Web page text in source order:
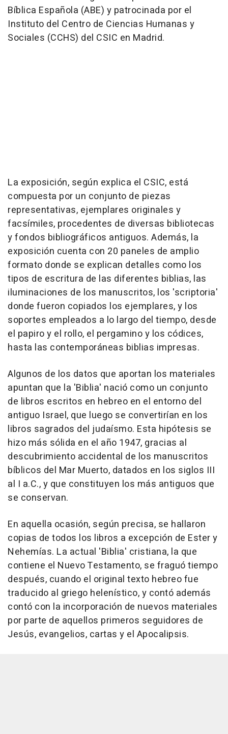
Bíblica Española (ABE) y patrocinada por el
Instituto del Centro de Ciencias Humanas y
Sociales (CCHS) del CSIC en Madrid.
La exposición, según explica el CSIC, está
compuesta por un conjunto de piezas
representativas, ejemplares originales y
facsímiles, procedentes de diversas bibliotecas
y fondos bibliográficos antiguos. Además, la
exposición cuenta con 20 paneles de amplio
formato donde se explican detalles como los
tipos de escritura de las diferentes biblias, las
iluminaciones de los manuscritos, los 'scriptoria'
donde fueron copiados los ejemplares, y los
soportes empleados a lo largo del tiempo, desde
el papiro y el rollo, el pergamino y los códices,
hasta las contemporáneas biblias impresas.
Algunos de los datos que aportan los materiales
apuntan que la 'Biblia' nació como un conjunto
de libros escritos en hebreo en el entorno del
antiguo Israel, que luego se convertirían en los
libros sagrados del judaísmo. Esta hipótesis se
hizo más sólida en el año 1947, gracias al
descubrimiento accidental de los manuscritos
bíblicos del Mar Muerto, datados en los siglos III
al I a.C., y que constituyen los más antiguos que
se conservan.
En aquella ocasión, según precisa, se hallaron
copias de todos los libros a excepción de Ester y
Nehemías. La actual 'Biblia' cristiana, la que
contiene el Nuevo Testamento, se fraguó tiempo
después, cuando el original texto hebreo fue
traducido al griego helenístico, y contó además
contó con la incorporación de nuevos materiales
por parte de aquellos primeros seguidores de
Jesús, evangelios, cartas y el Apocalipsis.